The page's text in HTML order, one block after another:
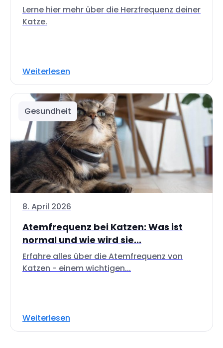
Lerne hier mehr über die Herzfrequenz deiner
Katze.
Weiterlesen
Gesundheit
8. April 2026
Atemfrequenz bei Katzen: Was ist
normal und wie wird sie...
Erfahre alles über die Atemfrequenz von
Katzen - einem wichtigen...
Weiterlesen